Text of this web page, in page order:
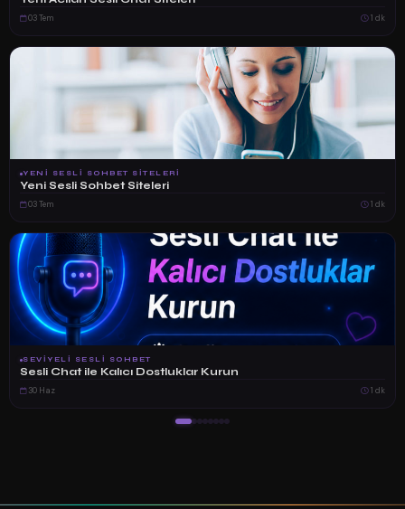
03 Tem 1 dk
YENI SESLI SOHBET SITELERI
Yeni Sesli Sohbet Siteleri
03 Tem 1 dk
SEVIYELI SESLI SOHBET
Sesli Chat ile Kalıcı Dostluklar Kurun
30 Haz 1 dk